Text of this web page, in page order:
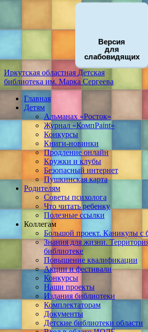
Версия
для
слабовидящих
Иркутская областная Детская
библиотека им. Марка Сергеева
Главная
Детям
Альманах «Росток»
Журнал «КомпPaint»
Конкурсы
Книги-новинки
Продление онлайн
Кружки и клубы
Безопасный интернет
Пушкинская карта
Родителям
Советы психолога
Что читать ребенку
Полезные ссылки
Коллегам
Большой проект. Каникулы с
Знания для жизни.
библиотеке
Повышение квалификации
Акции и фестивали
Конкурсы
Наши проекты
Издания библиотеки
Комплектаторам
Документы
Детские библиотеки области